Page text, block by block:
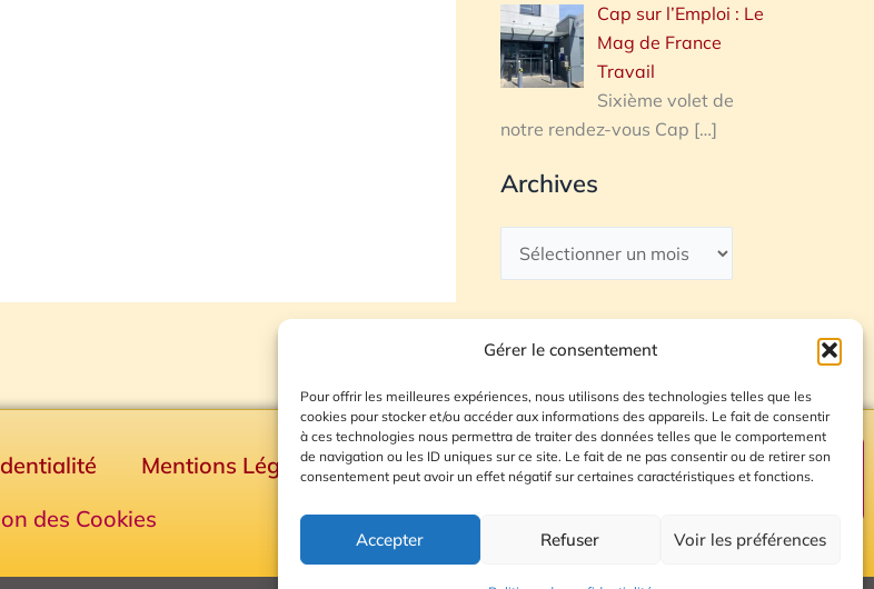
Gérer le consentement
Pour offrir les meilleures expériences, nous utilisons des technologies telles que les
cookies pour stocker et/ou accéder aux informations des appareils. Le fait de consentir
à ces technologies nous permettra de traiter des données telles que le comportement
de navigation ou les ID uniques sur ce site. Le fait de ne pas consentir ou de retirer son
consentement peut avoir un effet négatif sur certaines caractéristiques et fonctions.
Accepter Refuser Voir les préférences
Cap sur l’Emploi : Le
Mag de France
Travail
Sixième volet de
notre rendez-vous Cap […]
Archives
Mentions Légales
Plan du site
des Cookies